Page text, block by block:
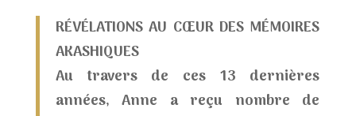
RÉVÉLATIONS AU CŒUR DES MÉMOIRES
AKASHIQUES
Au travers de ces 13 dernières
années, Anne a reçu nombre de